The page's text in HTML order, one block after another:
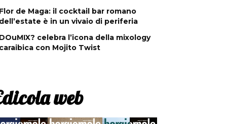
de Maga: il cocktail bar romano
è in un vivaio di periferia
celebra l’icona della mixology
con Mojito Twist
web